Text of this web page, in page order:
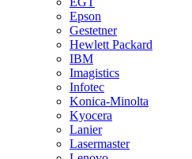
Epson
Gestetner
Hewlett Packard
IBM
Imagistics
Infotec
Konica-Minolta
Kyocera
Lanier
Lasermaster